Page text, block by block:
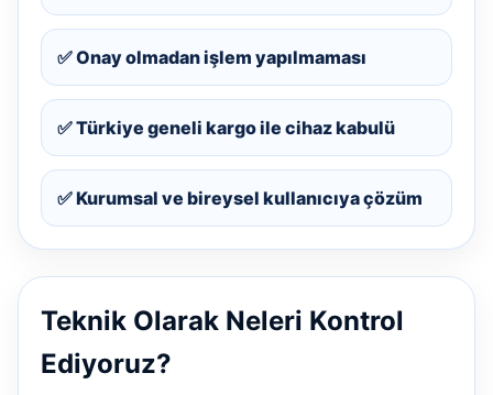
✅ Onay olmadan işlem yapılmaması
✅ Türkiye geneli kargo ile cihaz kabulü
✅ Kurumsal ve bireysel kullanıcıya çözüm
Teknik Olarak Neleri Kontrol
Ediyoruz?